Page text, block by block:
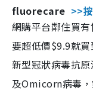
fluorecare >>
網購平台鄰住買
要超低價$9.9就
新型冠狀病毒抗
及Omicorn病毒